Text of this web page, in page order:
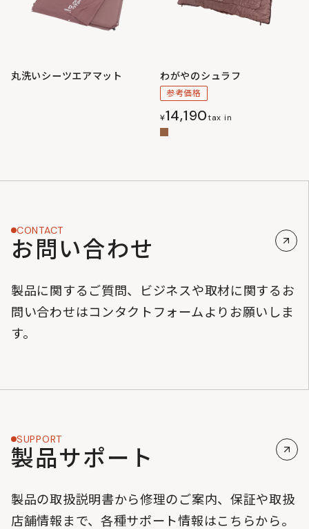
丸洗いシーツエアマット わがやのシュラフ
参考価格
¥14,190tax in
CONTACT
お問い合わせ
製品に関するご質問、ビジネスや取材に関するお
問い合わせはコンタクトフォームよりお願いしま
す。
SUPPORT
製品サポート
製品の取扱説明書から修理のご案内、保証や取扱
店舗情報まで、各種サポート情報はこちらから。